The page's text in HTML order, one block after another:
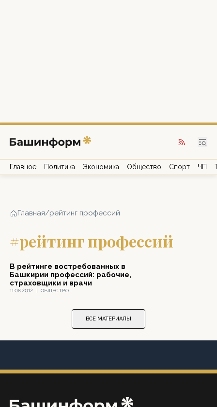
Главное Политика Экономика Общество Спорт ЧП
Главная/рейтинг профессий
#рейтинг профессий
11.08.2012 | ОБЩЕСТВО
В рейтинге востребованных в
Башкирии профессий: рабочие,
страховщики и врачи
ВСЕ МАТЕРИАЛЫ